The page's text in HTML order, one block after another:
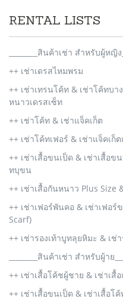
RENTAL LISTS
________สินค้าเช่า สำหรับผู้หญิง
++ เช่าเดรสไหมพรม
++ เช่าเทรนโค้ท & เช่าโค้ทบ
หนาวเดรสเซ็ท
++ เช่าโค้ท & เช่าแจ็คเก็ต
++ เช่าโค้ทเฟอร์ & เช่าแจ็คเก็ต
++ เช่าเสื้อขนเป็ด & เช่าเสื้อ
ทบุขน
++ เช่าเสื้อกันหนาว Plus Size
++ เช่าเฟอร์พันคอ & เช่าเฟอ
Scarf)
++ เช่ารองเท้าบูทลุยหิมะ & เช่
________สินค้าเช่า สำหรับผู้าย
++ เช่าเสื้อโค้ชผู้ชาย & เช่าเสื้
++ เช่าเสื้อขนเป็ด & เช่าเสื้อ